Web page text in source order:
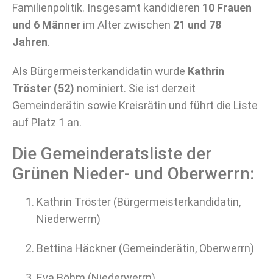
Familienpolitik. Insgesamt kandidieren 10 Frauen
und 6 Männer im Alter zwischen 21 und 78
Jahren.
Als Bürgermeisterkandidatin wurde Kathrin
Tröster (52) nominiert. Sie ist derzeit
Gemeinderätin sowie Kreisrätin und führt die Liste
auf Platz 1 an.
Die Gemeinderatsliste der
Grünen Nieder- und Oberwerrn:
Kathrin Tröster (Bürgermeisterkandidatin,
Niederwerrn)
Bettina Häckner (Gemeinderätin, Oberwerrn)